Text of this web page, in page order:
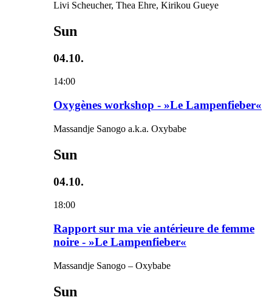
Livi Scheucher, Thea Ehre, Kirikou Gueye
Sun
04.10.
14:00
Oxygènes workshop - »Le Lampenfieber«
Massandje Sanogo a.k.a. Oxybabe
Sun
04.10.
18:00
Rapport sur ma vie antérieure de femme
noire - »Le Lampenfieber«
Massandje Sanogo – Oxybabe
Sun